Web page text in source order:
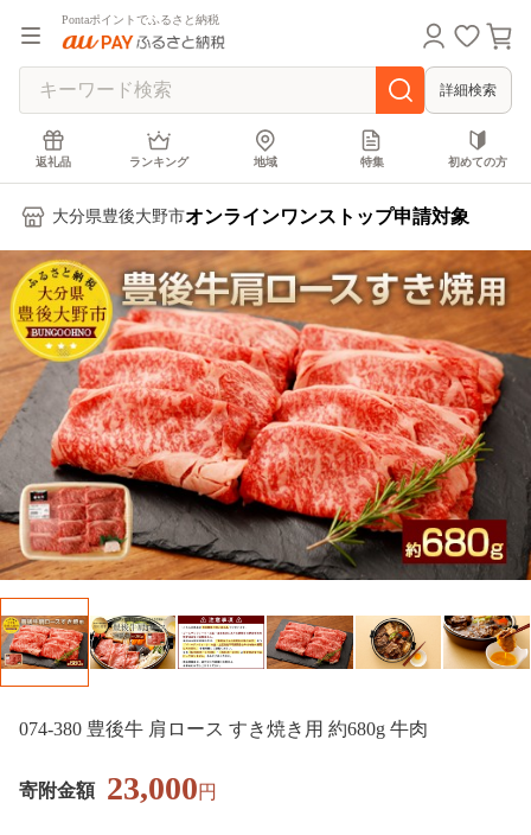
Pontaポイントでふるさと納税
詳細検索
返礼品 ランキング 地域 特集 初めての方
大分県豊後大野市オンラインワンストップ申請対象
074-380 豊後牛 肩ロース すき焼き用 約680g 牛肉
寄附金額 23,000円